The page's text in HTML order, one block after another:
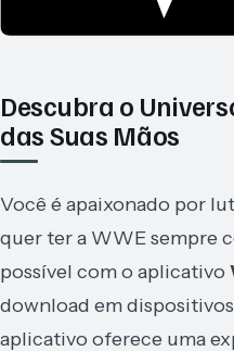
Descubra o
das Suas Mãos
Você é apaixonado por
quer ter a WWE sempre
possível com o aplicativo
download em
aplicativo oferece uma